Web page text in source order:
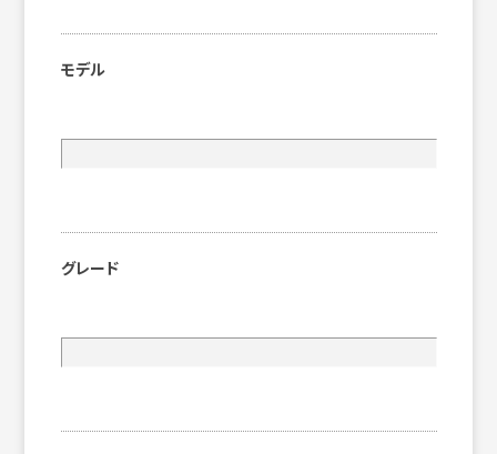
モデル
グレード